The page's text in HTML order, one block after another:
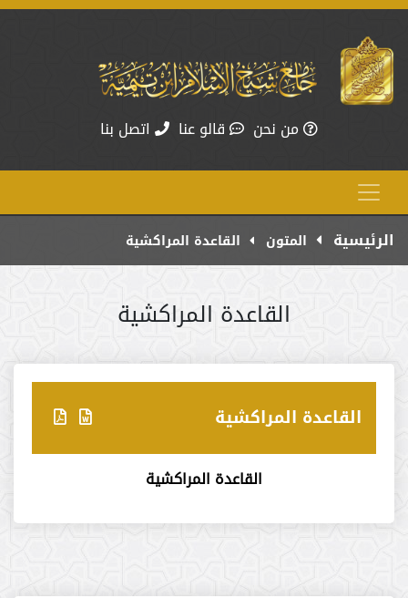
من نحن قالو عنا اتصل بنا
الرئيسية المتون القاعدة المراكشية
القاعدة المراكشية
القاعدة المراكشية
القاعدة المراكشية